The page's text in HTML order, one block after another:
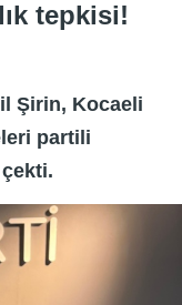
tepkisi!
Şirin, Kocaeli
partili